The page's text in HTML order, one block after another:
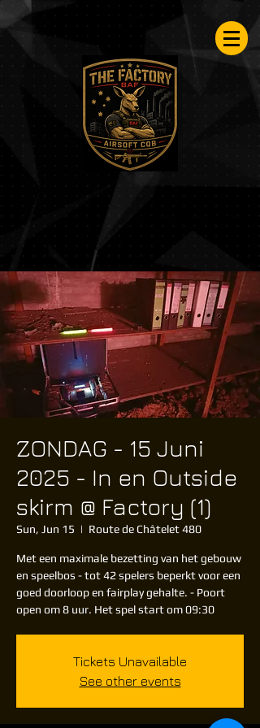
ZONDAG - 15 Juni
2025 - In en Outside
skirm @ Factory (1)
Sun, Jun 15
  |
Route de Châtelet 480
Met een maximale bezetting van het gebouw
en speelbos - tot 42 spelers beperkt voor een
goed doorloop en fairplay gehalte. - Poort
open om 8 uur. Het spel start om 09:30
Tickets Unavailable
See other events